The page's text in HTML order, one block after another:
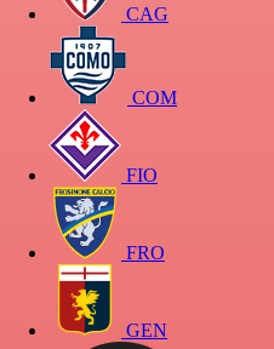
CAG
COM
FIO
FRO
GEN